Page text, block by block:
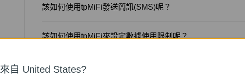
該如何使用tpMiFi發送簡訊(SMS)呢？
該如何使用tpMiFi來設定數據使用限制呢？
該如何透過tpMiFi APP使用共享SD卡功能呢?
來自 United States?